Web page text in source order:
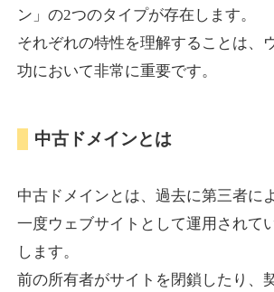
ジャンルその他
DA38 外部リンク数 383 ドメイン
10,800円 入札 0件
vrnvroomn.com
ジャンル通販
DA
10,800円 入札 0件
ン」の2つのタイプが存在します。
それぞれの特性を理解することは、
功において非常に重要です。
中古ドメインとは
中古ドメインとは、過去に第三者に
一度ウェブサイトとして運用されて
します。
前の所有者がサイトを閉鎖したり、